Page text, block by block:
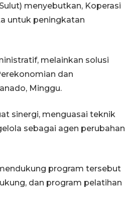
menyebutkan, Koperasi
untuk peningkatan
melainkan solusi
dan
Minggu.
sinergi, menguasai teknik
sebagai agen perubahan
program tersebut
dan program pelatihan